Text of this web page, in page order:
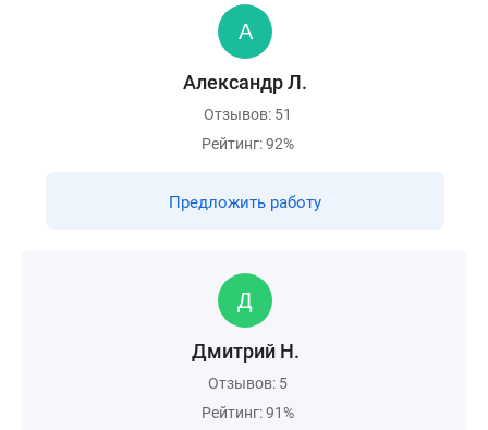
Александр Л.
Отзывов: 51
Рейтинг: 92%
Предложить работу
Дмитрий Н.
Отзывов: 5
Рейтинг: 91%